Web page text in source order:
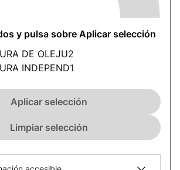
y pulsa sobre Aplicar selección
DE OLEJU2
INDEPEND1
Aplicar selección
Limpiar selección